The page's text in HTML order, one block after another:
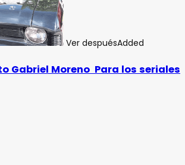
Ver despuésAdded
Gabriel Moreno Para los seriales